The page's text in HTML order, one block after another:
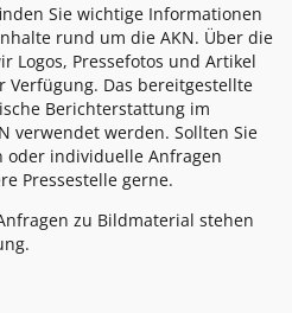
Sie wichtige Informationen
rund um die AKN. Über die
Logos, Pressefotos und Artikel
Verfügung. Das bereitgestellte
Berichterstattung im
verwendet werden. Sollten Sie
oder individuelle Anfragen
Pressestelle gerne.
zu Bildmaterial stehen